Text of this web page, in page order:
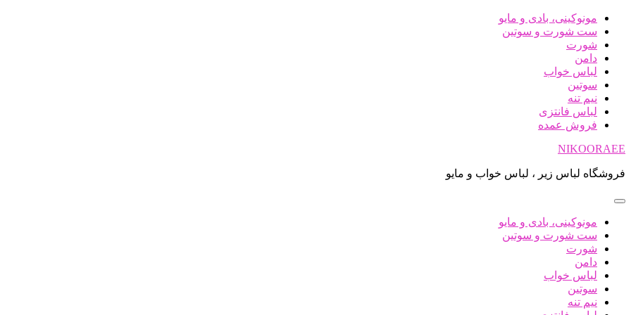
پرش
محتوا
مونوکینی، بادی و مایو
ست شورت و سوتین
شورت
دامن
لباس خواب
سوتین
نیم تنه
لباس فانتزی
فروش عمده
NIKOORAEE
فروشگاه لباس زیر ، لباس خواب و مایو
مونوکینی، بادی و مایو
ست شورت و سوتین
شورت
دامن
لباس خواب
سوتین
نیم تنه